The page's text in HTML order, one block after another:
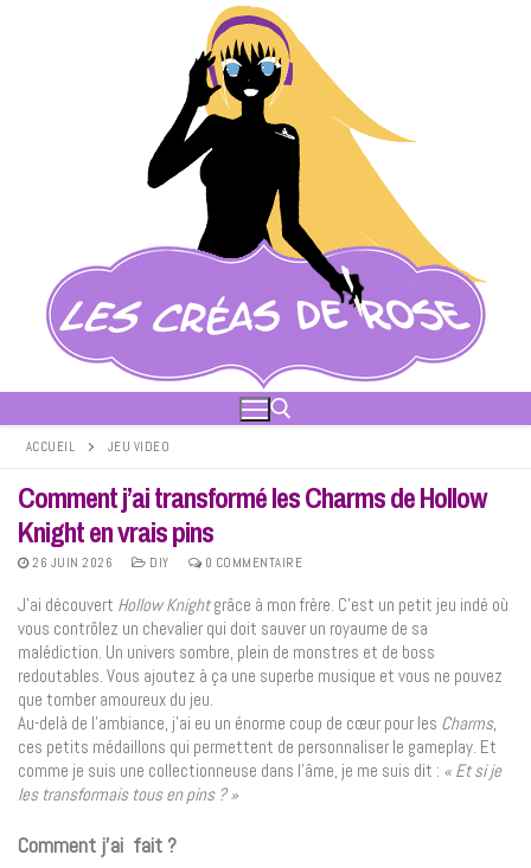
Rechercher :
ACCUEIL JEU VIDEO
Comment j’ai transformé les Charms de Hollow
Knight en vrais pins
26 JUIN 2026 DIY 0 COMMENTAIRE
J’ai découvert Hollow Knightgrâce à mon frère. C’est un petit jeu indé où
vous contrôlez un chevalier qui doit sauver un royaume de sa
malédiction. Un univers sombre, plein de monstres et de boss
redoutables. Vous ajoutez à ça une superbe musique et vous ne pouvez
que tomber amoureux du jeu.
Au-delà de l’ambiance, j’ai eu un énorme coup de cœur pour les Charms,
ces petits médaillons qui permettent de personnaliser le gameplay. Et
comme je suis une collectionneuse dans l’âme, je me suis dit : « Et si je
les transformais tous en pins ? »
Comment j’ai fait ?